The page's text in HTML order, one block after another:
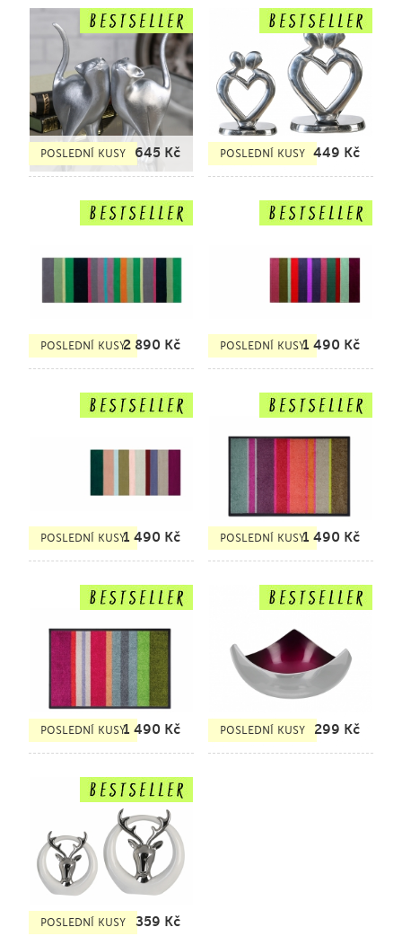
POSLEDNÍ KUSY 645 Kč POSLEDNÍ KUSY 449 Kč
POSLEDNÍ KUSY2 890 Kč POSLEDNÍ KUSY1 490 Kč
POSLEDNÍ KUSY1 490 Kč POSLEDNÍ KUSY1 490 Kč
POSLEDNÍ KUSY1 490 Kč POSLEDNÍ KUSY 299 Kč
POSLEDNÍ KUSY 359 Kč